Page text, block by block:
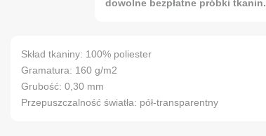
dowolne bezpłatne próbki tkanin.
Skład tkaniny: 100% poliester
Gramatura: 160 g/m2
Grubość: 0,30 mm
Przepuszczalność światła: pół-transparentny